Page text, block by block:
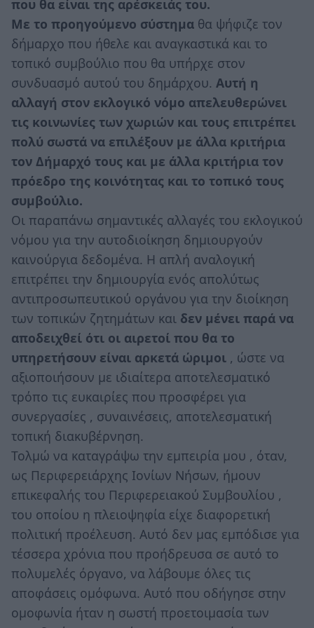
που θα είναι της αρέσκειάς του.
Με το προηγούμενο σύστημα θα ψήφιζε τον
δήμαρχο που ήθελε και αναγκαστικά και το
τοπικό συμβούλιο που θα υπήρχε στον
συνδυασμό αυτού του δημάρχου. Αυτή η
αλλαγή στον εκλογικό νόμο απελευθερώνει
τις κοινωνίες των χωριών και τους επιτρέπει
πολύ σωστά να επιλέξουν με άλλα κριτήρια
τον Δήμαρχό τους και με άλλα κριτήρια τον
πρόεδρο της κοινότητας και το τοπικό τους
συμβούλιο.
Οι παραπάνω σημαντικές αλλαγές του εκλογικού
νόμου για την αυτοδιοίκηση δημιουργούν
καινούργια δεδομένα. Η απλή αναλογική
επιτρέπει την δημιουργία ενός απολύτως
αντιπροσωπευτικού οργάνου για την διοίκηση
των τοπικών ζητημάτων και δεν μένει παρά να
αποδειχθεί ότι οι αιρετοί που θα το
υπηρετήσουν είναι αρκετά ώριμοι , ώστε να
αξιοποιήσουν με ιδιαίτερα αποτελεσματικό
τρόπο τις ευκαιρίες που προσφέρει για
συνεργασίες , συναινέσεις, αποτελεσματική
τοπική διακυβέρνηση.
Τολμώ να καταγράψω την εμπειρία μου , όταν,
ως Περιφερειάρχης Ιονίων Νήσων, ήμουν
επικεφαλής του Περιφερειακού Συμβουλίου ,
του οποίου η πλειοψηφία είχε διαφορετική
πολιτική προέλευση. Αυτό δεν μας εμπόδισε για
τέσσερα χρόνια που προήδρευσα σε αυτό το
πολυμελές όργανο, να λάβουμε όλες τις
αποφάσεις ομόφωνα. Αυτό που οδήγησε στην
ομοφωνία ήταν η σωστή προετοιμασία των